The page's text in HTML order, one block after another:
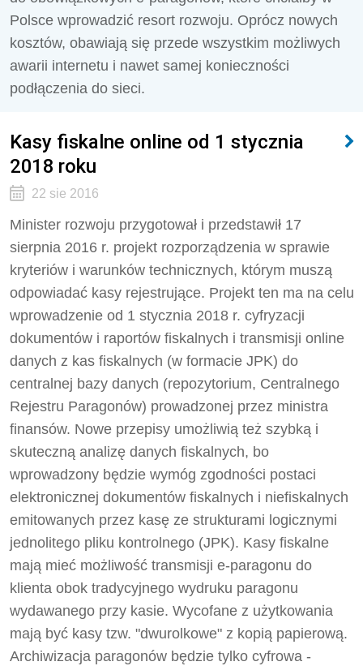
Polsce wprowadzić resort rozwoju. Oprócz nowych
kosztów, obawiają się przede wszystkim możliwych
awarii internetu i nawet samej konieczności
podłączenia do sieci.
Kasy fiskalne online od 1 stycznia
2018 roku
22 sie 2016
Minister rozwoju przygotował i przedstawił 17
sierpnia 2016 r. projekt rozporządzenia w sprawie
kryteriów i warunków technicznych, którym muszą
odpowiadać kasy rejestrujące. Projekt ten ma na celu
wprowadzenie od 1 stycznia 2018 r. cyfryzacji
dokumentów i raportów fiskalnych i transmisji online
danych z kas fiskalnych (w formacie JPK) do
centralnej bazy danych (repozytorium, Centralnego
Rejestru Paragonów) prowadzonej przez ministra
finansów. Nowe przepisy umożliwią też szybką i
skuteczną analizę danych fiskalnych, bo
wprowadzony będzie wymóg zgodności postaci
elektronicznej dokumentów fiskalnych i niefiskalnych
emitowanych przez kasę ze strukturami logicznymi
jednolitego pliku kontrolnego (JPK). Kasy fiskalne
mają mieć możliwość transmisji e-paragonu do
klienta obok tradycyjnego wydruku paragonu
wydawanego przy kasie. Wycofane z użytkowania
mają być kasy tzw. "dwurolkowe" z kopią papierową.
Archiwizacja paragonów będzie tylko cyfrowa -